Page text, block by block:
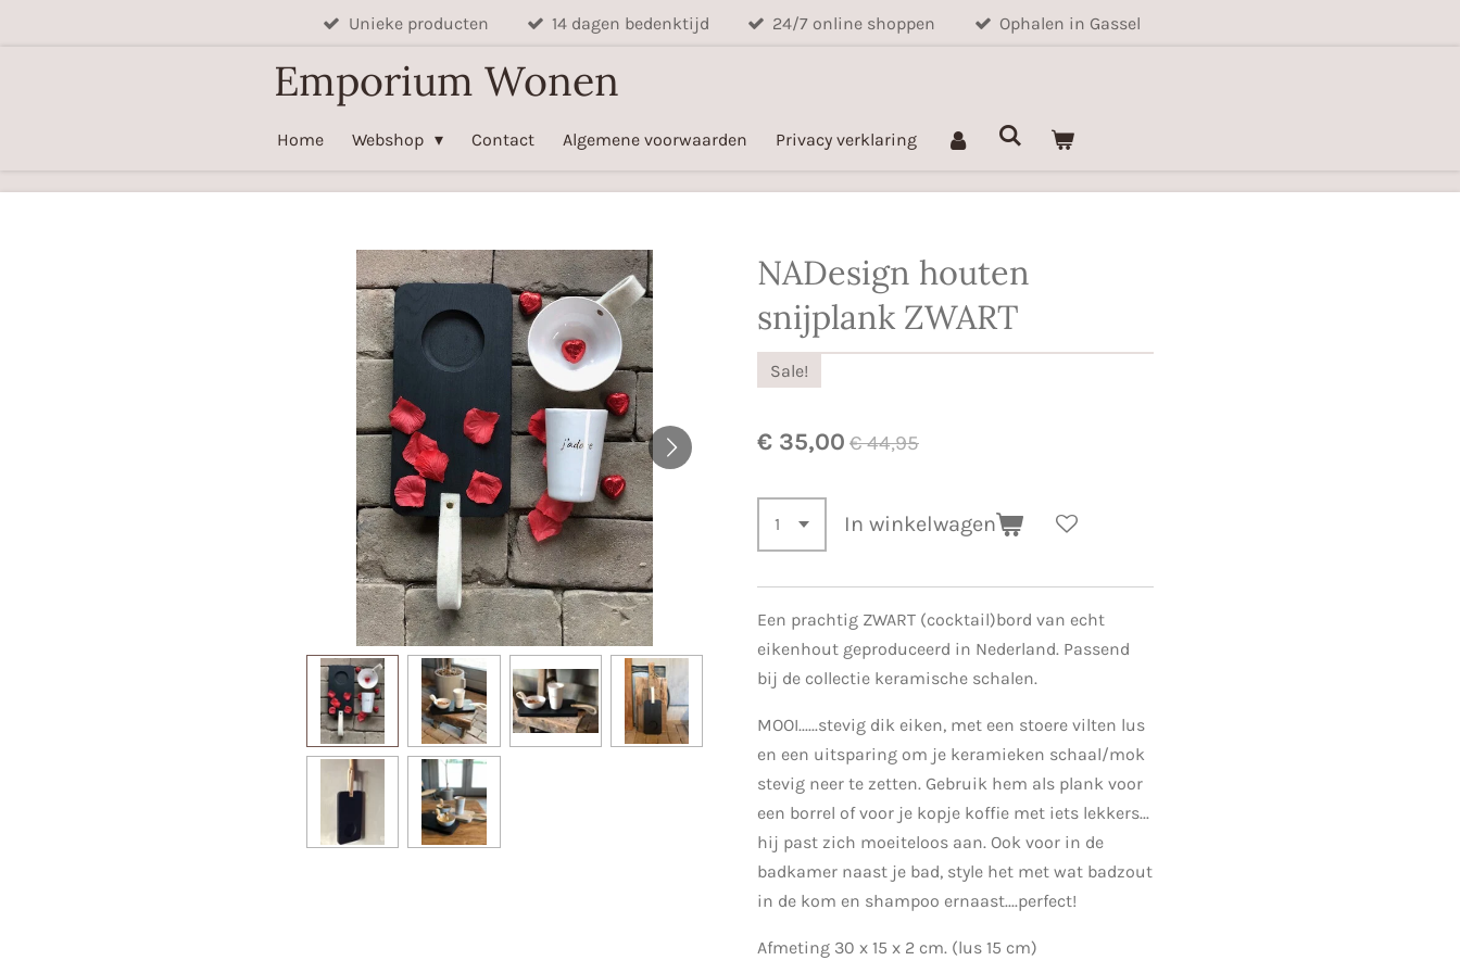
Unieke producten 14 dagen bedenktijd 24/7 online shoppen Ophalen in Gassel
Emporium Wonen
Home Webshop Contact Algemene voorwaarden Privacy verklaring
NADesign houten
snijplank ZWART
Sale!
€ 35,00 € 44,95
In winkelwagen
Een prachtig ZWART (cocktail)bord van echt
eikenhout geproduceerd in Nederland. Passend
bij de collectie keramische schalen.
MOOI......stevig dik eiken, met een stoere vilten lus
en een uitsparing om je keramieken schaal/mok
stevig neer te zetten. Gebruik hem als plank voor
een borrel of voor je kopje koffie met iets lekkers...
hij past zich moeiteloos aan. Ook voor in de
badkamer naast je bad, style het met wat badzout
in de kom en shampoo ernaast....perfect!
Afmeting 30 x 15 x 2 cm. (lus 15 cm)